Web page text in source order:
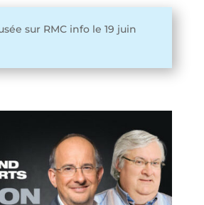
sur RMC info le 19 juin